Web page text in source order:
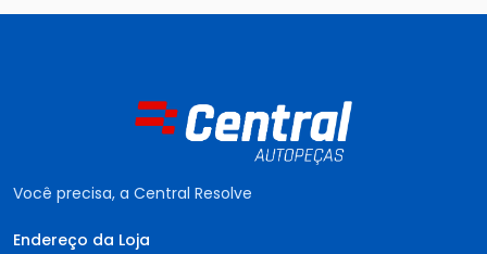
Você precisa, a Central Resolve
Endereço da Loja